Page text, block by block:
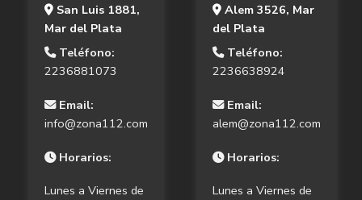
San Luis 1881,
Mar del Plata
Teléfono:
2236881073
Email:
info@zona112.com
Horarios:
Lunes a Viernes de
Alem 3526, Mar
del Plata
Teléfono:
2236638924
Email:
alem@zona112.com
Horarios:
Lunes a Viernes de